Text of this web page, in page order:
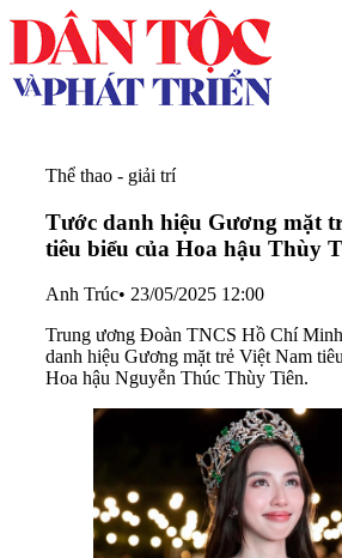
Thể thao - giải trí
Tước danh hiệu Gương mặt
tiêu biểu của Hoa hậu Thùy
Anh Trúc• 23/05/2025 12:00
Trung ương Đoàn TNCS Hồ Chí
danh hiệu Gương mặt trẻ Việt Nam
Hoa hậu Nguyễn Thúc Thùy Tiên.